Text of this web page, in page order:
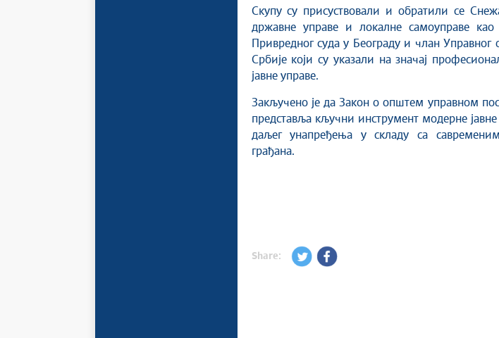
Скупу су присуствовали и обратили се
државне управе и локалне самоуправе
Привредног суда у Београду и члан
Србије који су указали на значај
јавне управе.
Закључено је да Закон о општем управном
представља кључни инструмент модерне
даљег унапређења у складу са
грађана.
Share: